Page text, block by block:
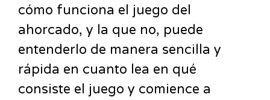
cómo funciona el juego del
ahorcado, y la que no, puede
entenderlo de manera sencilla y
rápida en cuanto lea en qué
consiste el juego y comience a